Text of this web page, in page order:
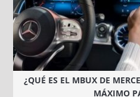
¿QUÉ ES EL MBUX DE
MÁXIMO